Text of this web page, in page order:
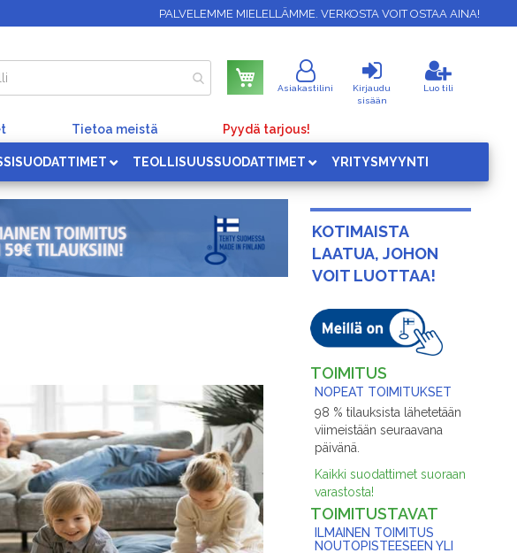
PALVELEMME MIELELLÄMME. VERKOSTA VOIT OSTAA AINA!
Ostoskori
Asiakastilini
Kirjaudu
sisään
Luo tili
Tietoa meistä Pyydä tarjous!
TEOLLISUUSSUODATTIMET YRITYSMYYNTI
KOTIMAISTA
LAATUA, JOHON
VOIT LUOTTAA!
TOIMITUS
NOPEAT TOIMITUKSET
98 % tilauksista lähetetään
viimeistään seuraavana
päivänä.
Kaikki suodattimet suoraan
varastosta!
TOIMITUSTAVAT
ILMAINEN TOIMITUS
NOUTOPISTEESEEN YLI